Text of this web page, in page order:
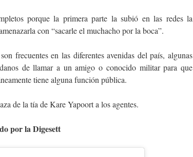
porque la primera parte la subió en las redes la
con “sacarle el muchacho por la boca”.
frecuentes en las diferentes avenidas del país, algunas
de llamar a un amigo o conocido militar para que
tiene alguna función pública.
de la tía de Kare Yapoort a los agentes.
por la Digesett